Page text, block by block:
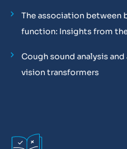
The association between
function: Insights from
Cough sound analysis
vision transformers